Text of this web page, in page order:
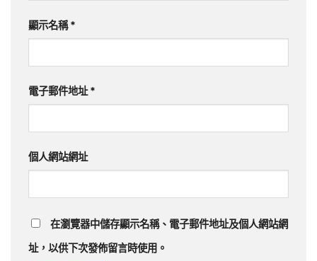
顯示名稱*
電子郵件地址*
個人網站網址
在瀏覽器中儲存顯示名稱、電子郵件地址及個人網站網
址，以供下次發佈留言時使用。